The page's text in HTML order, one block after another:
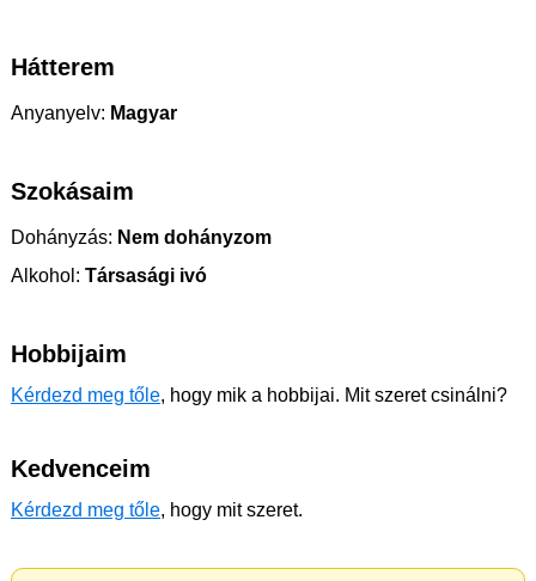
Hátterem
Anyanyelv: Magyar
Szokásaim
Dohányzás: Nem dohányzom
Alkohol: Társasági ivó
Hobbijaim
Kérdezd meg tőle, hogy mik a hobbijai. Mit szeret csinálni?
Kedvenceim
Kérdezd meg tőle, hogy mit szeret.